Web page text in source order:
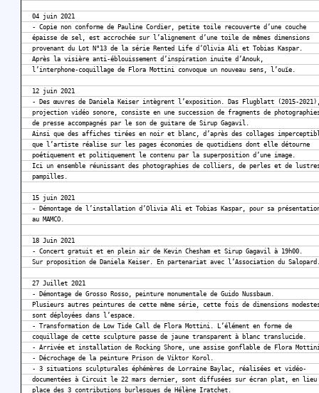
04 juin 2021
- Copie non conforme de Pauline Cordier, petite toile recouverte d’une couche
épaisse de sel, est accrochée sur l’alignement d’une toile de mêmes dimensions
provenant du Lot N°13 de la série Rented Life d’Olivia Ali et Tobias Kaspar.
Après la visière anti-éblouissement d’inspiration inuite d’Anouk,
l’interphone-coquillage de Flora Mottini convoque un nouveau sens, l’ouïe.
12 juin 2021
- Des œuvres de Daniela Keiser intègrent l’exposition. Das Flugblatt (2015-
projection vidéo sonore, consiste en une succession de fragments de
de presse accompagnés par le son de guitare de Sirup Gagavil.
Ainsi que des affiches tirées en noir et blanc, d’après des collages
que l’artiste réalise sur les pages économies de quotidiens dont elle détourne
poétiquement et politiquement le contenu par la superposition d’une image.
Ici un ensemble réunissant des photographies de colliers, de perles et de
pampilles.
15 juin 2021
- Démontage de l’installation d’Olivia Ali et Tobias Kaspar, pour sa
au MAMCO.
18 Juin 2021
- Concert gratuit et en plein air de Kevin Chesham et Sirup Gagavil à 19h00.
Sur proposition de Daniela Keiser. En partenariat avec l’Association du
27 Juillet 2021
- Démontage de Grosso Rosso, peinture monumentale de Guido Nussbaum.
Plusieurs autres peintures de cette même série, cette fois de dimensions
sont déployées dans l’espace.
- Transformation de Low Tide Call de Flora Mottini. L’élément en forme de
coquillage de cette sculpture passe de jaune transparent à blanc translucide.
- Arrivée et installation de Rocking Shore, une assise gonflable de Flora
- Décrochage de la peinture Prison de Viktor Korol.
- 3 situations sculpturales éphémères de Lorraine Baylac, réalisées et vidéo-
documentées à Circuit le 22 mars dernier, sont diffusées sur écran plat, en
place des 3 contributions burlesques de Hélène Iratchet.